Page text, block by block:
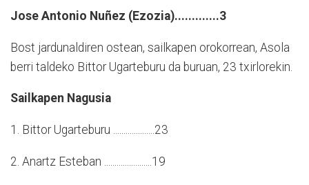
Jose Antonio Nuñez (Ezozia).............3
Bost jardunaldiren ostean, sailkapen orokorrean, Asola
berri taldeko Bittor Ugarteburu da buruan, 23 txirlorekin.
Sailkapen Nagusia
1. Bittor Ugarteburu ....................23
2. Anartz Esteban .......................19